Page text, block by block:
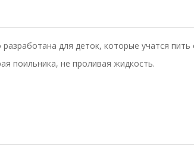
для деток, которые учатся пить
поильника, не проливая жидкость.